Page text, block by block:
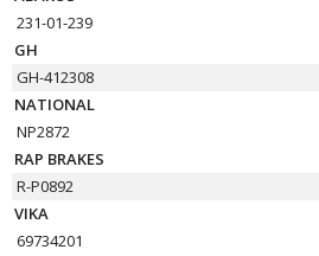
231-01-239
GH
GH-412308
NATIONAL
NP2872
RAP BRAKES
R-P0892
VIKA
69734201